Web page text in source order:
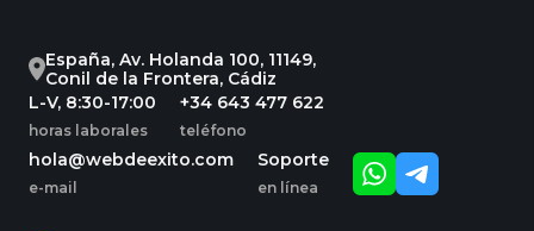
España, Av. Holanda 100, 11149,
Conil de la Frontera, Cádiz
L-V, 8:30-17:00
horas laborales
+34 643 477 622
teléfono
hola@webdeexito.com
e-mail
Soporte
en línea